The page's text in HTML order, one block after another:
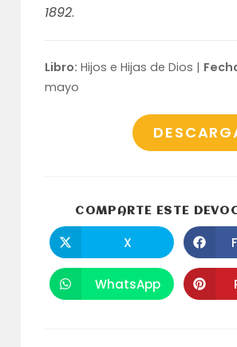
1892.
Libro: Hijos e Hijas de Dios |
mayo
COMPARTE ESTE
abre
en
una
nueva
ventana
X
Se
abre
WhatsApp